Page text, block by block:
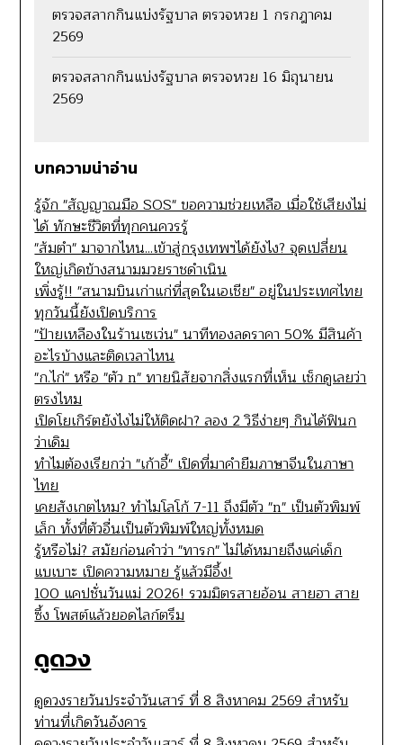
ตรวจสลากกินแบ่งรัฐบาล ตรวจหวย 1 กรกฎาคม
2569
ตรวจสลากกินแบ่งรัฐบาล ตรวจหวย 16 มิถุนายน
2569
บทความน่าอ่าน
รู้จัก "สัญญาณมือ SOS" ขอความช่วยเหลือ เมื่อใช้เสียงไม่
ได้ ทักษะชีวิตที่ทุกคนควรรู้
"ส้มตำ" มาจากไหน...เข้าสู่กรุงเทพฯได้ยังไง? จุดเปลี่ยน
ใหญ่เกิดข้างสนามมวยราชดำเนิน
เพิ่งรู้!! "สนามบินเก่าแก่ที่สุดในเอเชีย" อยู่ในประเทศไทย
ทุกวันนี้ยังเปิดบริการ
"ป้ายเหลืองในร้านเซเว่น" นาทีทองลดราคา 50% มีสินค้า
อะไรบ้างและติดเวลาไหน
"ก.ไก่" หรือ "ตัว n" ทายนิสัยจากสิ่งแรกที่เห็น เช็กดูเลยว่า
ตรงไหม
เปิดโยเกิร์ตยังไงไม่ให้ติดฝา? ลอง 2 วิธีง่ายๆ กินได้ฟินก
ว่าเดิม
ทำไมต้องเรียกว่า "เก้าอี้" เปิดที่มาคำยืมภาษาจีนในภาษา
ไทย
เคยสังเกตไหม? ทำไมโลโก้ 7-11 ถึงมีตัว "n" เป็นตัวพิมพ์
เล็ก ทั้งที่ตัวอื่นเป็นตัวพิมพ์ใหญ่ทั้งหมด
รู้หรือไม่? สมัยก่อนคำว่า "ทารก" ไม่ได้หมายถึงแค่เด็ก
แบเบาะ เปิดความหมาย รู้แล้วมีอึ้ง!
100 แคปชั่นวันแม่ 2026! รวมมิตรสายอ้อน สายฮา สาย
ซึ้ง โพสต์แล้วยอดไลก์ตรึม
ดูดวง
ดูดวงรายวันประจำวันเสาร์ ที่ 8 สิงหาคม 2569 สำหรับ
ท่านที่เกิดวันอังคาร